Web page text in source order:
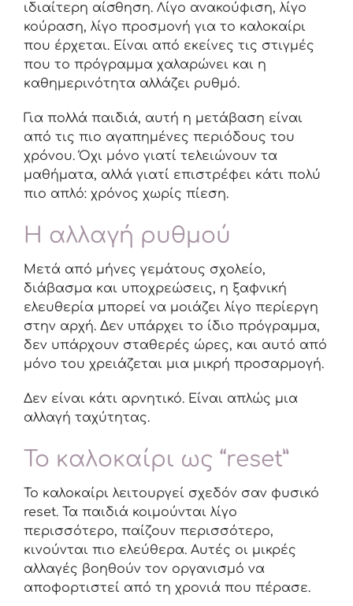
ιδιαίτερη αίσθηση. Λίγο ανακούφιση, λίγο
κούραση, λίγο προσμονή για το καλοκαίρι
που έρχεται. Είναι από εκείνες τις στιγμές
που το πρόγραμμα χαλαρώνει και η
καθημερινότητα αλλάζει ρυθμό.
Για πολλά παιδιά, αυτή η μετάβαση είναι
από τις πιο αγαπημένες περιόδους του
χρόνου. Όχι μόνο γιατί τελειώνουν τα
μαθήματα, αλλά γιατί επιστρέφει κάτι πολύ
πιο απλό: χρόνος χωρίς πίεση.
Η αλλαγή ρυθμού
Μετά από μήνες γεμάτους σχολείο,
διάβασμα και υποχρεώσεις, η ξαφνική
ελευθερία μπορεί να μοιάζει λίγο περίεργη
στην αρχή. Δεν υπάρχει το ίδιο πρόγραμμα,
δεν υπάρχουν σταθερές ώρες, και αυτό από
μόνο του χρειάζεται μια μικρή προσαρμογή.
Δεν είναι κάτι αρνητικό. Είναι απλώς μια
αλλαγή ταχύτητας.
Το καλοκαίρι ως “reset”
Το καλοκαίρι λειτουργεί σχεδόν σαν φυσικό
reset. Τα παιδιά κοιμούνται λίγο
περισσότερο, παίζουν περισσότερο,
κινούνται πιο ελεύθερα. Αυτές οι μικρές
αλλαγές βοηθούν τον οργανισμό να
αποφορτιστεί από τη χρονιά που πέρασε.